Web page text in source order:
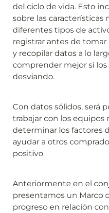
del ciclo de vida. Esto
sobre las características
diferentes tipos de
registrar antes de
y recopilar datos a lo
comprender mejor si los
desviando.
Con datos sólidos, será
trabajar con los equipos
determinar los factores
ayudar a otros
positivo
Anteriormente en el
presentamos un Marco
progreso en relación